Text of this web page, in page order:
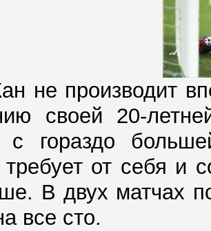
не производит
своей 20-
с гораздо
требует от себя и
В двух матчах
все сто.